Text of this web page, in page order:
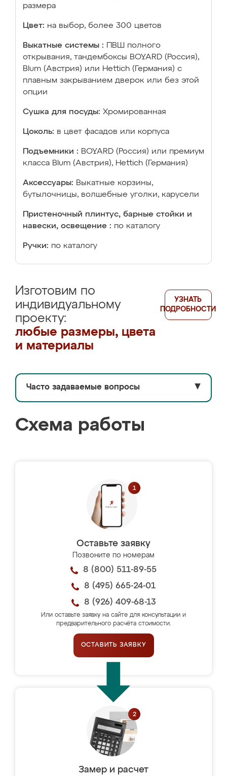
размера
Цвет: на выбор, более 300 цветов
Выкатные системы :
ПВШ полного
открывания, тандембоксы BOYARD (Россия),
Blum (Австрия) или Hettich (Германия) с
плавным закрыванием дверок или без этой
опции
Сушка для посуды: Хромированная
Цоколь: в цвет фасадов или корпуса
Подъемники : BOYARD (Россия) или премиум
класса Blum (Австрия), Hettich (Германия)
Аксессуары: Выкатные корзины,
бутылочницы, волшебные уголки, карусели
Пристеночный плинтус, барные стойки и
навески, освещение : по каталогу
Ручки: по каталогу
Изготовим по
индивидуальному
проекту:
любые размеры, цвета
и материалы
УЗНАТЬ
ПОДРОБНОСТИ
Часто задаваемые вопросы ▼
Схема работы
Оставьте заявку
Позвоните по номерам
8 (800) 511-89-55
8 (495) 665-24-01
8 (926) 409-68-13
Или оставьте заявку на сайте для консультации и
предварительного расчёта стоимости.
ОСТАВИТЬ ЗАЯВКУ
Замер и расчет